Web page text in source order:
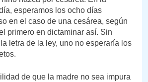
esperamos los ocho días
en el caso de una cesárea, según
primero en dictaminar así. Sin
letra de la ley, uno no esperaría los
de que la madre no sea impura